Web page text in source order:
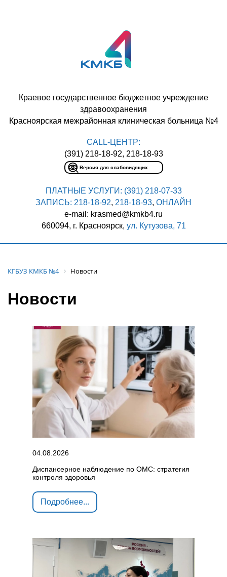
CALL-ЦЕНТР:
(391) 218-18-92, 218-18-93
Версия для слабовидящих
Краевое государственное бюджетное учреждение
здравоохранения
Красноярская межрайонная клиническая больница №4
ПЛАТНЫЕ УСЛУГИ: (391) 218-07-33
ЗАПИСЬ: 218-18-92, 218-18-93, ОНЛАЙН
e-mail: krasmed@kmkb4.ru
660094, г. Красноярск, ул. Кутузова, 71
КГБУЗ КМКБ №4 Новости
Новости
04.08.2026
Диспансерное наблюдение по ОМС: стратегия
контроля здоровья
Подробнее...